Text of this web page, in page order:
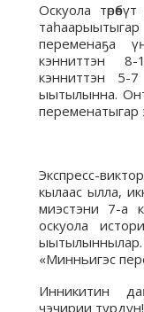
Оскуола
переменаҕа
кэнниттэн
кэнниттэн 5-
ыытылынна.
переменатыгар
Экспресс-
кылаас ылла,
миэстэни 7-а
оскуола
ыытылыннылар.
«Минньигэс
Инникитин
чэчирии турдун!